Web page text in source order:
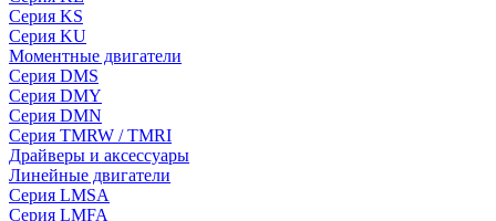
Серия KS
Серия KU
Моментные двигатели
Серия DMS
Серия DMY
Серия DMN
Серия TMRW / TMRI
Драйверы и аксессуары
Линейные двигатели
Серия LMSA
Серия LMFA